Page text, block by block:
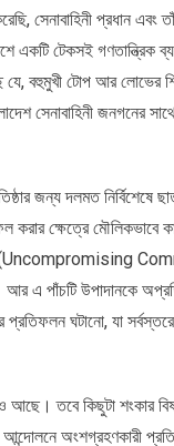
সেনাবাহিনী প্রধান এবং
একটি টেকসই গণতান্ত্রিক
টোপ আর লোভের
সেনাবাহিনী জনগনের
জন্য দলমত
করার ক্ষেত্রে মৌলিকভাবে
(Uncompromising
আর এ পাঁচটি উপাদানকে
ঘটানো, যা
তবে কিছুটা শংকার
আন্দোলনে অংশগ্রহণকারী